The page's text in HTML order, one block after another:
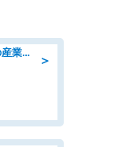
＞
「土日祝休み」ヘルスケア業界での産業保健師業務/看護師/高時給/要資格:正看護師